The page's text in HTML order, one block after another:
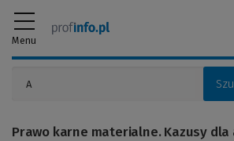
Menu
Prawo karne materialne. Kazusy